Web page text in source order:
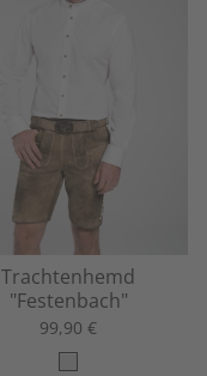
Trachtenhemd
"Festenbach"
99,90 €